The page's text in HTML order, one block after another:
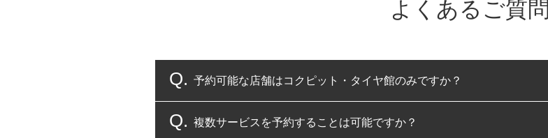
よくあるご質問
予約可能な店舗はコクピット・タイヤ館のみですか？
コクピット・タイヤ館のみとなります。
複数サービスを予約することは可能ですか？